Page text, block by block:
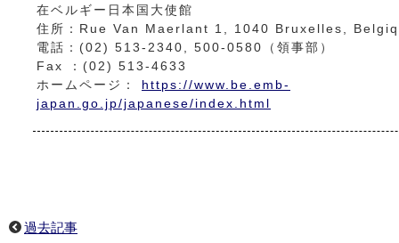
在ベルギー日本国大使館
住所：Rue Van Maerlant 1, 1040 Bruxelles,
電話：(02) 513-2340, 500-0580（領事部）
Fax ：(02) 513-4633
ホームページ： https://www.be.emb-
japan.go.jp/japanese/index.html
過去記事